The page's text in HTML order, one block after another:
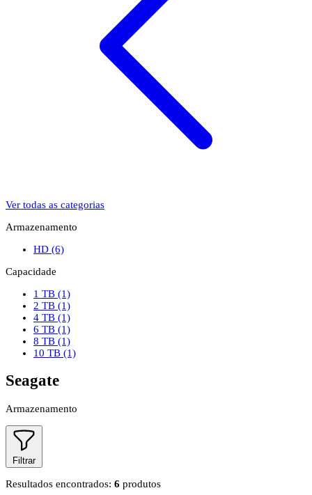
Ver todas as categorias
Armazenamento
HD (6)
Capacidade
1 TB (1)
2 TB (1)
4 TB (1)
6 TB (1)
8 TB (1)
10 TB (1)
Seagate
Armazenamento
Filtrar
Resultados encontrados: 6 produtos